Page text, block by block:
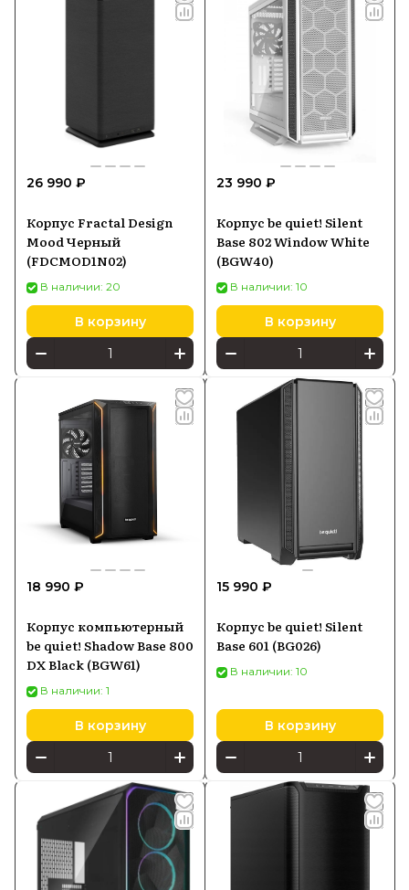
26 990 ₽
Корпус Fractal Design
Mood Черный
(FDCMOD1N02)
В наличии: 20
В корзину
23 990 ₽
Корпус be quiet! Silent
Base 802 Window White
(BGW40)
В наличии: 10
В корзину
18 990 ₽
Корпус компьютерный
be quiet! Shadow Base 800
DX Black (BGW61)
В наличии: 1
В корзину
15 990 ₽
Корпус be quiet! Silent
Base 601 (BG026)
В наличии: 10
В корзину